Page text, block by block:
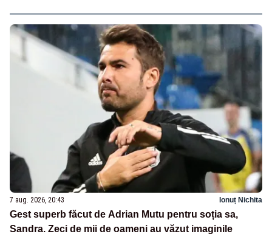
7 aug. 2026, 20:43 Ionuț Nichita
Gest superb făcut de Adrian Mutu pentru soția sa,
Sandra. Zeci de mii de oameni au văzut imaginile